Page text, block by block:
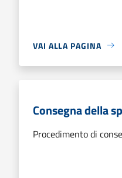
VAI ALLA PAGINA
Consegna della
Procedimento di